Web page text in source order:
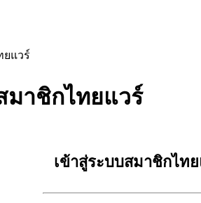
มาชิกไทยแวร์
เข้าสู่ระบบสมาชิกไท